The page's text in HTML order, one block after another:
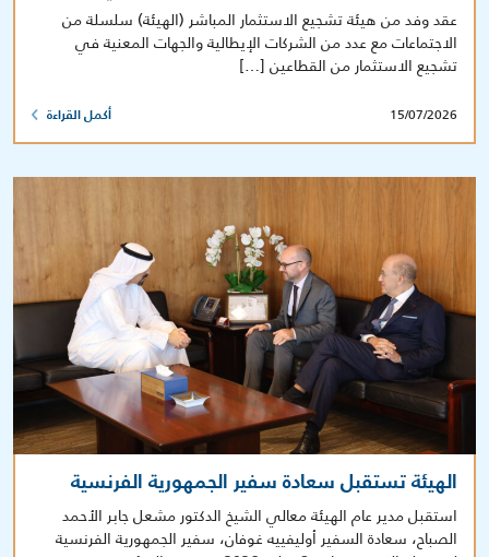
عقد وفد من هيئة تشجيع الاستثمار المباشر (الهيئة) سلسلة من
الاجتماعات مع عدد من الشركات الإيطالية والجهات المعنية في
تشجيع الاستثمار من القطاعين […]
15/07/2026 أكمل القراءة
الهيئة تستقبل سعادة سفير الجمهورية الفرنسية
استقبل مدير عام الهيئة معالي الشيخ الدكتور مشعل جابر الأحمد
الصباح، سعادة السفير أوليفييه غوفان، سفير الجمهورية الفرنسية